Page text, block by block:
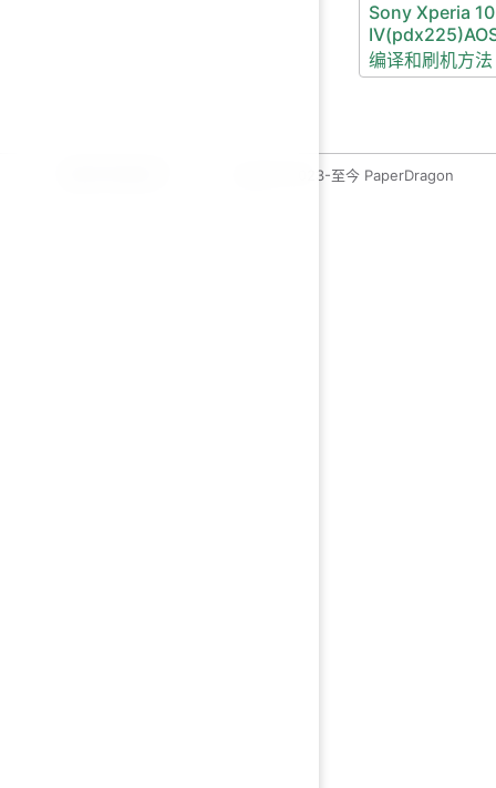
Sony Xperia 10
编译和刷机方法
copyleft 2023-至今 PaperDragon